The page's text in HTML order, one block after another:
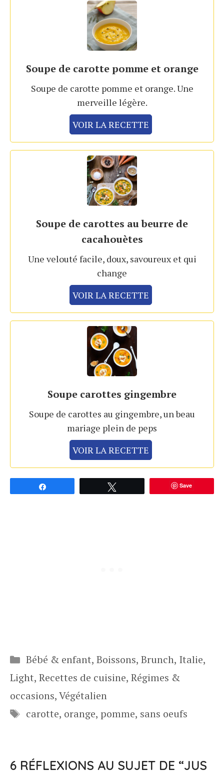
Soupe de carotte pomme et orange
Soupe de carotte pomme et orange. Une
merveille légère.
VOIR LA RECETTE
Soupe de carottes au beurre de
cacahouètes
Une velouté facile, doux, savoureux et qui
change
VOIR LA RECETTE
Soupe carottes gingembre
Soupe de carottes au gingembre, un beau
mariage plein de peps
VOIR LA RECETTE
Save
Catégories
Bébé & enfant, Boissons, Brunch, Italie,
Light, Recettes de cuisine, Régimes &
occasions,Végétalien
Étiquettes
carotte, orange, pomme, sans oeufs
6 RÉFLEXIONS AU SUJET DE “JUS